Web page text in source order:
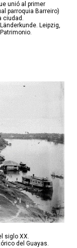
unió al primer
parroquia Barreiro)
ciudad.
Leipzig,
siglo XX.
del Guayas.